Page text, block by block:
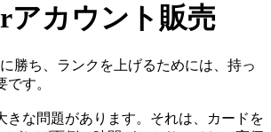
アカウント販売
勝ち、ランクを上げるためには、持っ
す。
きな問題があります。それは、カードを